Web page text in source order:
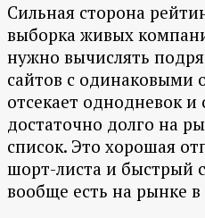
Сильная сторона
выборка живых
нужно вычислять
сайтов с одинаковыми
отсекает однодневок и
достаточно долго на
список. Это хорошая
шорт-листа и быстрый
вообще есть на рынке